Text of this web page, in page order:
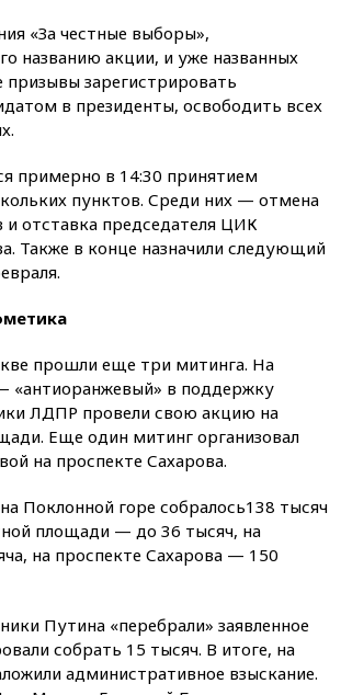
«За честные выборы»,
названию акции, и уже названных
призывы зарегистрировать
в президенты, освободить всех
примерно в 14:30 принятием
пунктов. Среди них — отмена
отставка председателя ЦИК
Также в конце назначили следующий
прошли еще три митинга. На
«антиоранжевый» в поддержку
ЛДПР провели свою акцию на
Еще один митинг организовал
на проспекте Сахарова.
Поклонной горе собралось138 тысяч
площади — до 36 тысяч, на
на проспекте Сахарова — 150
Путина «перебрали» заявленное
собрать 15 тысяч. В итоге, на
административное взыскание.